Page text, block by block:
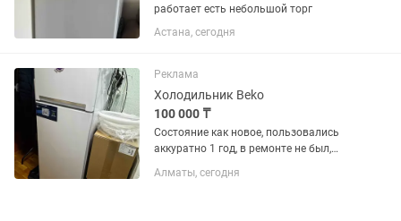
работает есть небольшой торг
Астана, сегодня
Реклама
Холодильник Beko
100 000 ₸
Состояние как новое, пользовались
аккуратно 1 год, в ремонте не был,
Алматы, сегодня